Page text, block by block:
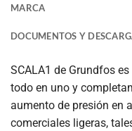
MARCA
DOCUMENTOS Y
SCALA1 de Grundfos
todo en uno y
aumento de presión en
comerciales ligeras,